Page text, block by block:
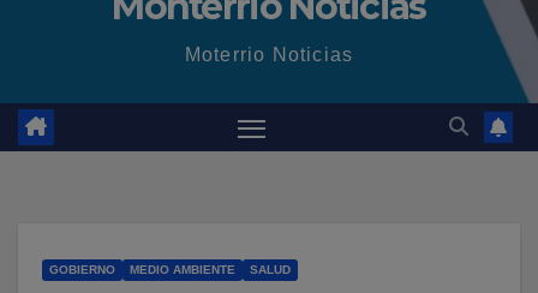
Moterrio Noticias
GOBIERNO MEDIO AMBIENTE SALUD